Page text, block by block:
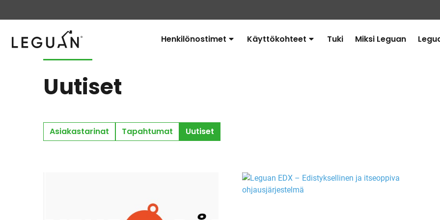
Henkilönostimet Käyttökohteet Tuki Miksi Leguan
Uutiset
Asiakastarinat Tapahtumat Uutiset